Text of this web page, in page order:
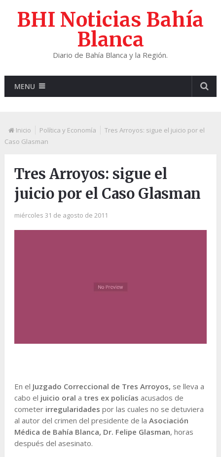
BHI Noticias Bahía
Blanca
Diario de Bahía Blanca y la Región.
MENU
Inicio Política y Economía
Tres Arroyos: sigue el juicio por el
Caso Glasman
Tres Arroyos: sigue el
juicio por el Caso Glasman
miércoles 31 de agosto de 2011
En el Juzgado Correccional de Tres Arroyos, se lleva a
cabo el juicio oral a tres ex policías acusados de
cometer irregularidades por las cuales no se detuviera
al autor del crimen del presidente de la Asociación
Médica de Bahía Blanca, Dr. Felipe Glasman, horas
después del asesinato.